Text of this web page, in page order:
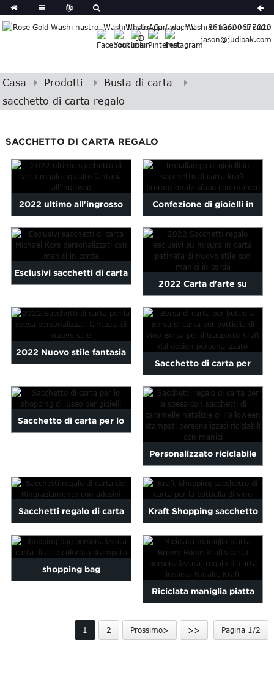
WhatsApp / wechat: +8613609677029
jason@judipak.com
Basque
Lao
Finnish
Igbo
Khmer
Persian
Sinhala
Samoan
Sundanese
Casa Prodotti
Busta di carta
sacchetto di carta regalo
SACCHETTO DI CARTA REGALO
2022 ultimo all'ingrosso
fantasia squisito unico Gi ...
Confezione di gioielli in
sacchetto di carta kraft
promozionale alla rinfusa ...
Esclusivi sacchetti di carta
2022 Carta d'arte su
misura esclusiva di nuovo
stile...
2022 Nuovo stile fantasia
misura...
Sacchetto di carta per
bottiglia Sacchetto di carta
per bottiglia di vino
Personalizza...
Sacchetto di carta per lo
Personalizzato riciclabile
stampato Halloween
Christmas C...
Sacchetti regalo di carta
del Ringraziamento con
adesivi
Kraft Shopping sacchetto
di carta per la bottiglia di
vino
shopping bag
Riciclata maniglia piatta
carta Cu ...
1 2 Prossimo> >> Pagina 1/2